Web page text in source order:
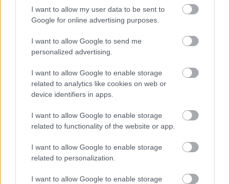
I want to allow my user data to be sent to
Google for online advertising purposes.
I want to allow Google to send me
personalized advertising.
I want to allow Google to enable storage
related to analytics like cookies on web or
device identifiers in apps.
I want to allow Google to enable storage
related to functionality of the website or app.
I want to allow Google to enable storage
related to personalization.
I want to allow Google to enable storage
„Könyvek között ringatták
gyomai nyomdászdinasztia-alapító
nemzetikonyvtar •2015. augusztus 20.
1935. augusztus 19-én halt meg Kner Izidor.
Összeállításunk második része. A nyomdatulajdonos
Kner Izidor a szakmai elvárásokon túl Községi
Ügykezelés, 1901. szeptember. A címoldalon Kner
Izidor írása. – Törzsgyűjtemény 1900-ban indította
Községi Ügykezelés…